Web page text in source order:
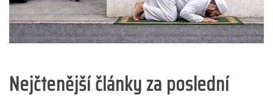
Nejčtenější články za poslední